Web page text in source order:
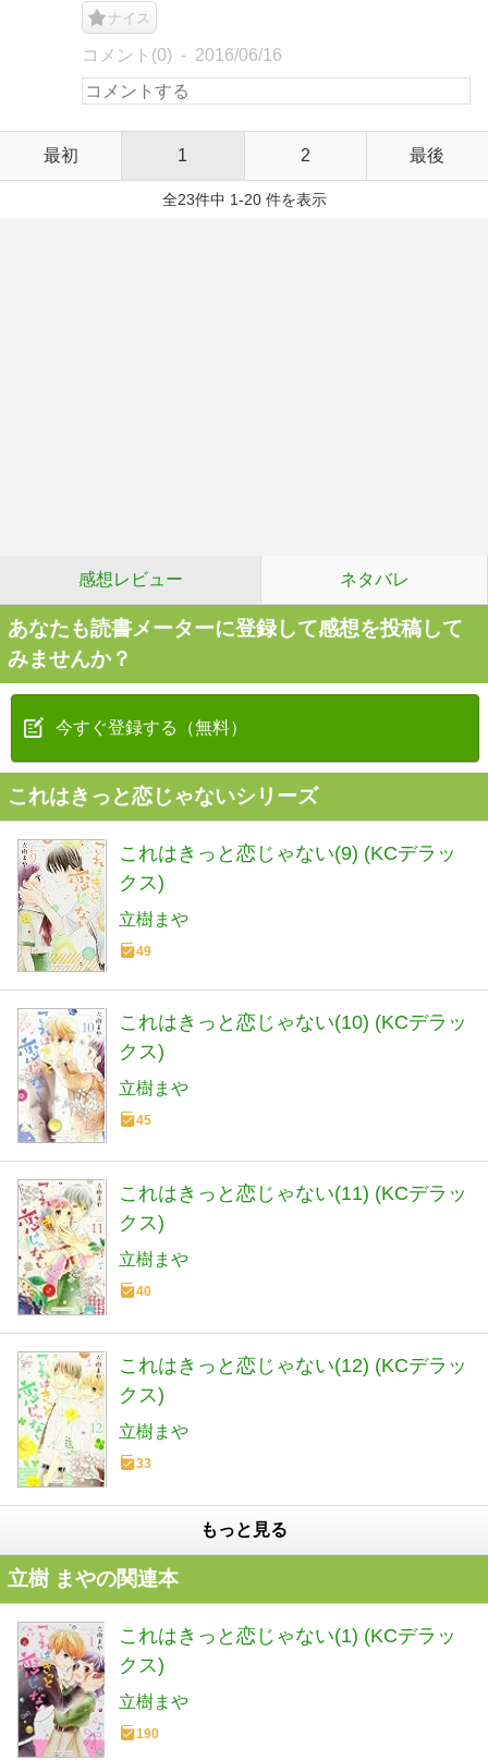
ナイス
コメント(0) 2016/06/16
最初 1 2 最後
全23件中 1-20 件を表示
感想レビュー ネタバレ
あなたも読書メーターに登録して感想を投稿して
みませんか？
今すぐ登録する（無料）
これはきっと恋じゃないシリーズ
これはきっと恋じゃない(9) (KCデラッ
クス)
立樹まや
49
これはきっと恋じゃない(10) (KCデラッ
クス)
立樹まや
45
これはきっと恋じゃない(11) (KCデラッ
クス)
立樹まや
40
これはきっと恋じゃない(12) (KCデラッ
クス)
立樹まや
33
もっと見る
立樹 まやの関連本
これはきっと恋じゃない(1) (KCデラッ
クス)
立樹まや
190